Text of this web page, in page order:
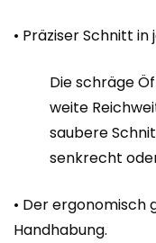
• Präziser Schnitt in
Die schräge
weite
saubere
senkrecht
• Der
Handhabung.